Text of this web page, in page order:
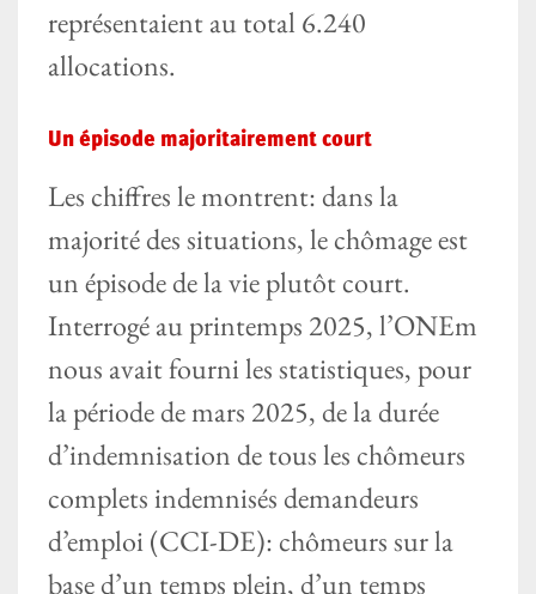
représentaient au total 6.240
allocations.
Un épisode majoritairement court
Les chiffres le montrent: dans la
majorité des situations, le chômage est
un épisode de la vie plutôt court.
Interrogé au printemps 2025, l’ONEm
nous avait fourni les statistiques, pour
la période de mars 2025, de la durée
d’indemnisation de tous les chômeurs
complets indemnisés demandeurs
d’emploi (CCI-DE): chômeurs sur la
base d’un temps plein, d’un temps